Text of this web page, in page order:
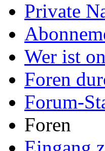
Private
Wer ist
Foren
Forum-
Foren